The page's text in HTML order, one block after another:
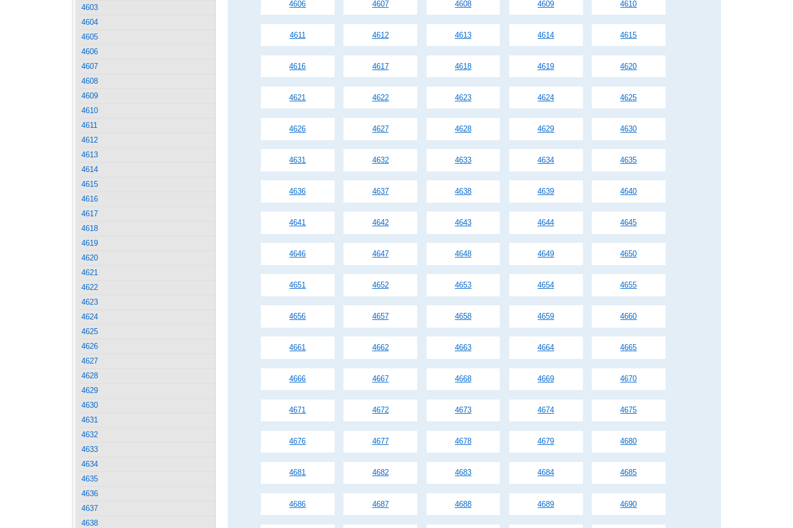
4606 4607 4608 4609 4610
4611 4612 4613 4614 4615
4616 4617 4618 4619 4620
4621 4622 4623 4624 4625
4626 4627 4628 4629 4630
4631 4632 4633 4634 4635
4636 4637 4638 4639 4640
4641 4642 4643 4644 4645
4646 4647 4648 4649 4650
4651 4652 4653 4654 4655
4656 4657 4658 4659 4660
4661 4662 4663 4664 4665
4666 4667 4668 4669 4670
4671 4672 4673 4674 4675
4676 4677 4678 4679 4680
4681 4682 4683 4684 4685
4686 4687 4688 4689 4690
4603
4604
4605
4606
4607
4608
4609
4610
4611
4612
4613
4614
4615
4616
4617
4618
4619
4620
4621
4622
4623
4624
4625
4626
4627
4628
4629
4630
4631
4632
4633
4634
4635
4636
4637
4638